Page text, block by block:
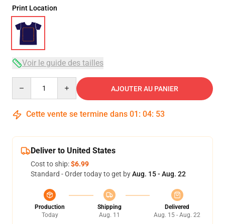
Print Location
Voir le guide des tailles
AJOUTER AU PANIER
Cette vente se termine dans 01 : 04: 52
Deliver to United States
Cost to ship:$6.99
Standard - Order today to get byAug. 15 - Aug. 22
Production
Today
Shipping
Aug. 11
Delivered
Aug. 15 - Aug. 22